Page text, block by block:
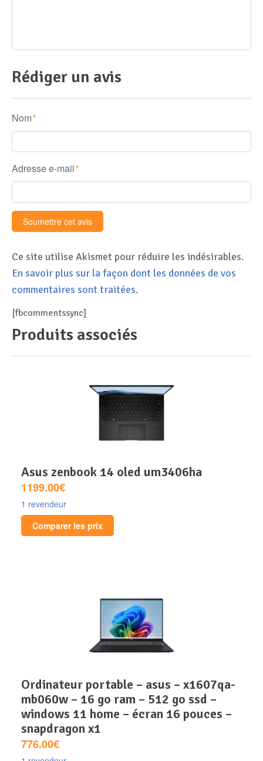
Rédiger un avis
Nom *
Adresse e-mail *
Ce site utilise Akismet pour réduire les indésirables.
En savoir plus sur la façon dont les données de vos
commentaires sont traitées.
[fbcommentssync]
Produits associés
asus zenbook 14 oled um3406ha
1199.00€
1 revendeur
Comparer les prix
ordinateur portable – asus – x1607qa-
mb060w – 16 go ram – 512 go ssd –
windows 11 home – écran 16 pouces –
snapdragon x1
776.00€